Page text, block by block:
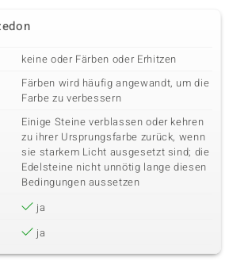
keine oder Färben oder Erhitzen
Färben wird häufig angewandt, um die
Farbe zu verbessern
Einige Steine verblassen oder kehren
zu ihrer Ursprungsfarbe zurück, wenn
sie starkem Licht ausgesetzt sind; die
Edelsteine nicht unnötig lange diesen
Bedingungen aussetzen
ja
ja